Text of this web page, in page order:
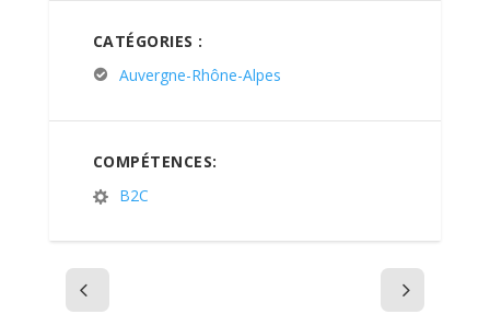
CATÉGORIES :
Auvergne-Rhône-Alpes
COMPÉTENCES:
B2C